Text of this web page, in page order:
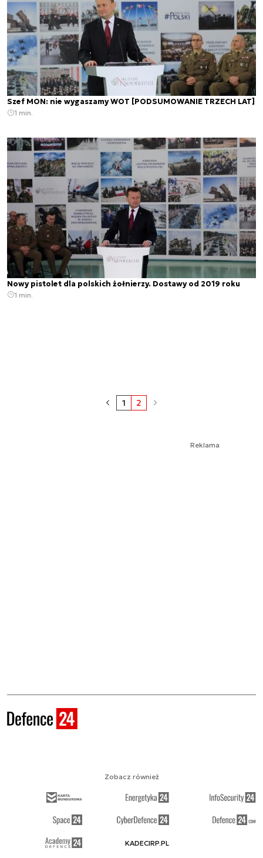
Szef MON: nie wygaszamy WOT [PODSUMOWANIE TRZECH LAT]
1 min.
Nowy pistolet dla polskich żołnierzy. Dostawy od 2019 roku
1 min.
1 2
Reklama
Zobacz również
KADECIRP.PL